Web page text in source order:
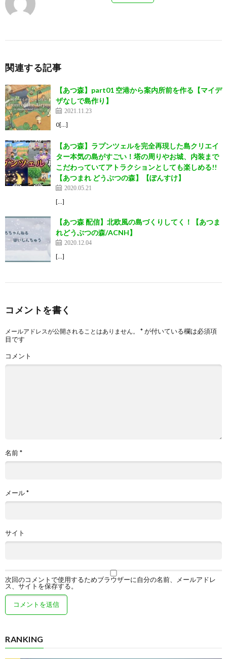
関連する記事
【あつ森】part01 空港から案内所前を作る【マイデ
ザなしで島作り】
2021.11.23
0[…]
【あつ森】ラプンツェルを完全再現した島クリエイ
ター本気の島がすごい！塔の周りやお城、内装まで
こだわっていてアトラクションとしても楽しめる!!
【あつまれ どうぶつの森】【ぽんすけ】
2020.05.21
[…]
【あつ森 配信】北欧風の島づくりしてく！【あつま
れどうぶつの森/ACNH】
2020.12.04
[…]
コメントを書く
メールアドレスが公開されることはありません。 *が付いている欄は必須項
目です
コメント
名前*
メール*
サイト
次回のコメントで使用するためブラウザーに自分の名前、メールアドレ
ス、サイトを保存する。
RANKING